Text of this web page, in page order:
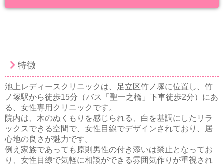
特徴
池上レディースクリニックは、足立区竹ノ塚に位置し、竹
ノ塚駅から徒歩15分（バス「聖一之橋」下車徒歩2分）にあ
る、女性専用クリニックです。
院内は、木のぬくもりを感じられる、白を基調にしたリラ
ックスできる空間で、女性目線でデザインされており、居
心地の良さが魅力です。
例え家族であっても原則男性の付き添いは禁止となってお
り、女性目線で気軽に相談ができる雰囲気作りが重視され